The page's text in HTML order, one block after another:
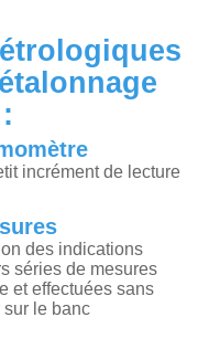
incrément de lecture
des indications
séries de mesures
et effectuées sans
le banc